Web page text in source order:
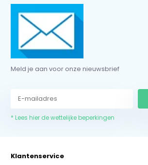
Meld je aan voor onze nieuwsbrief
* Lees hier de wettelijke beperkingen
Klantenservice